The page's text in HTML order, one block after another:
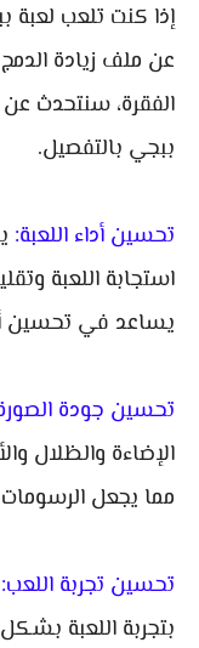
إذا كنت تلعب
عن ملف زيادة
الفقرة، سنتحدث
ببجي بالتفصيل.
تحسين أداء اللعبة:
استجابة اللعبة
يساعد في تحسين
تحسين جودة
الإضاءة والظلال
مما يجعل
تحسين تجربة اللعب:
بتجربة اللعبة